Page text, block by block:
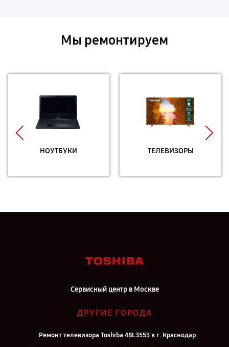
Мы ремонтируем
НОУТБУКИ ТЕЛЕВИЗОРЫ
Сервисный центр в Москве
ДРУГИЕ ГОРОДА
Ремонт телевизора Toshiba 48L3553 в г. Краснодар